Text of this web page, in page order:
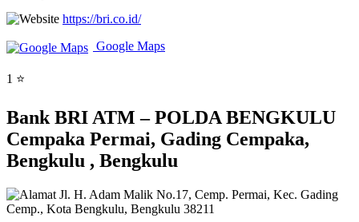
https://bri.co.id/
Google Maps
1 ⭐
Bank BRI ATM – POLDA BENGKULU
Cempaka Permai, Gading Cempaka,
Bengkulu , Bengkulu
Jl. H. Adam Malik No.17, Cemp. Permai, Kec. Gading
Cemp., Kota Bengkulu, Bengkulu 38211